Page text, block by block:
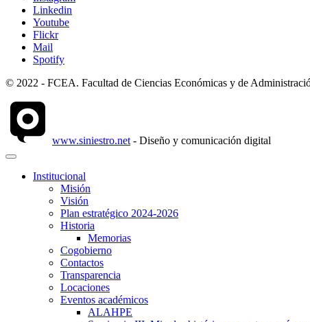
Linkedin
Youtube
Flickr
Mail
Spotify
© 2022 - FCEA. Facultad de Ciencias Económicas y de
www.siniestro.net - Diseño y comunicación digital
Institucional
Misión
Visión
Plan estratégico 2024-2026
Historia
Memorias
Cogobierno
Contactos
Transparencia
Locaciones
Eventos académicos
ALAHPE